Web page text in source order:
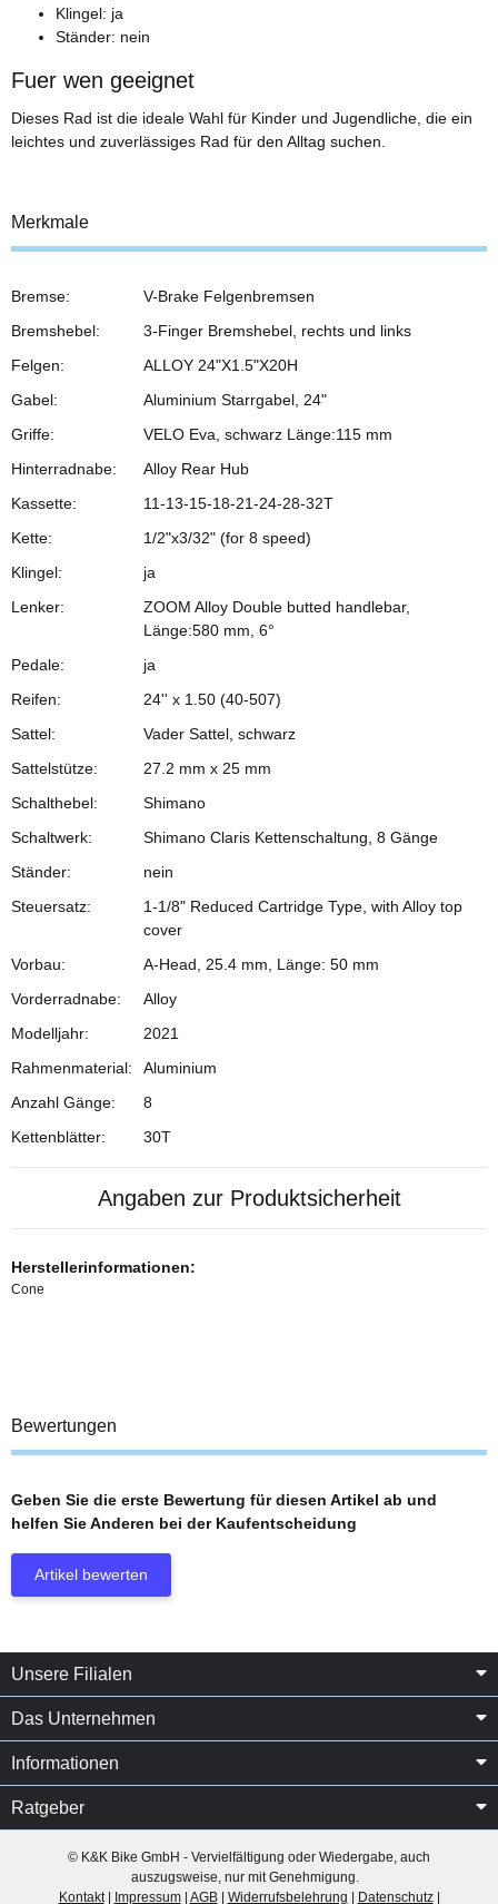
Klingel: ja
Ständer: nein
Fuer wen geeignet
Dieses Rad ist die ideale Wahl für Kinder und Jugendliche, die ein
leichtes und zuverlässiges Rad für den Alltag suchen.
Merkmale
Bremse:
V-Brake Felgenbremsen
Bremshebel:
3-Finger Bremshebel, rechts und links
Felgen:
ALLOY 24"X1.5"X20H
Gabel:
Aluminium Starrgabel, 24"
Griffe:
VELO Eva, schwarz Länge:115 mm
Hinterradnabe:
Alloy Rear Hub
Kassette:
11-13-15-18-21-24-28-32T
Kette:
1/2"x3/32" (for 8 speed)
Klingel:
ja
Lenker:
ZOOM Alloy Double butted handlebar,
Länge:580 mm, 6°
Pedale:
ja
Reifen:
24'' x 1.50 (40-507)
Sattel:
Vader Sattel, schwarz
Sattelstütze:
27.2 mm x 25 mm
Schalthebel:
Shimano
Schaltwerk:
Shimano Claris Kettenschaltung, 8 Gänge
Ständer:
nein
Steuersatz:
1-1/8" Reduced Cartridge Type, with Alloy top
cover
Vorbau:
A-Head, 25.4 mm, Länge: 50 mm
Vorderradnabe:
Alloy
Modelljahr:
2021
Rahmenmaterial:
Aluminium
Anzahl Gänge:
8
Kettenblätter:
30T
Angaben zur Produktsicherheit
Herstellerinformationen:
Cone
Bewertungen
Geben Sie die erste Bewertung für diesen Artikel ab und
helfen Sie Anderen bei der Kaufentscheidung
Artikel bewerten
Unsere Filialen
Das Unternehmen
Informationen
Ratgeber
© K&K Bike GmbH - Vervielfältigung oder Wiedergabe, auch
auszugsweise, nur mit Genehmigung.
Kontakt| Impressum| AGB| Widerrufsbelehrung Datenschutz|